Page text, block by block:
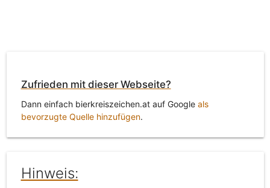
Zufrieden mit dieser Webseite?
Dann einfach bierkreiszeichen.at auf Google als
bevorzugte Quelle hinzufügen.
Hinweis: